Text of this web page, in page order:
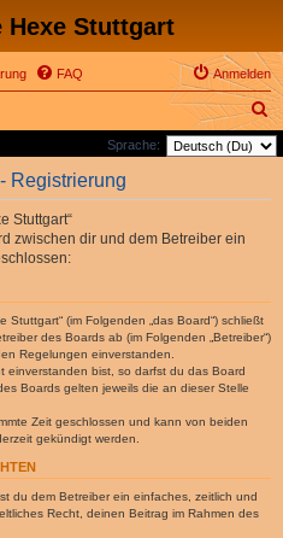
Hexe Stuttgart
FAQ Anmelden
S
u
Sprache:
Registrierung
Stuttgart“
zwischen dir und dem Betreiber ein
Stuttgart“ (im Folgenden „das Board“) schließt
des Boards ab (im Folgenden „Betreiber“)
Regelungen einverstanden.
einverstanden bist, so darfst du das Board
Boards gelten jeweils die an dieser Stelle
Zeit geschlossen und kann von beiden
gekündigt werden.
du dem Betreiber ein einfaches, zeitlich und
Recht, deinen Beitrag im Rahmen des